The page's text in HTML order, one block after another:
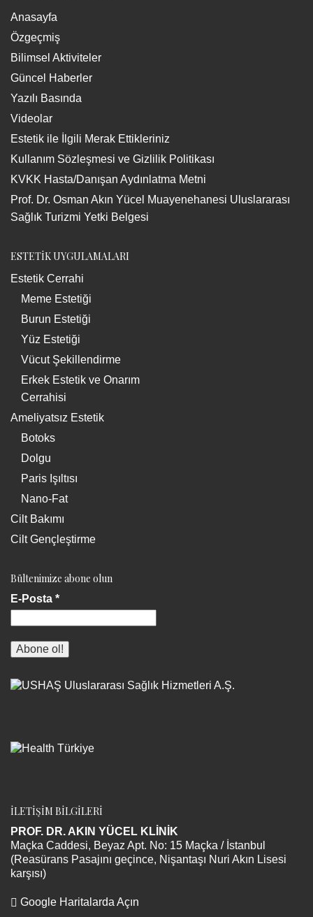
Anasayfa
Özgeçmiş
Bilimsel Aktiviteler
Güncel Haberler
Yazılı Basında
Videolar
Estetik ile İlgili Merak Ettikleriniz
Kullanım Sözleşmesi ve Gizlilik Politikası
KVKK Hasta/Danışan Aydınlatma Metni
Prof. Dr. Osman Akın Yücel Muayenehanesi Uluslararası
Sağlık Turizmi Yetki Belgesi
ESTETİK UYGULAMALARI
Estetik Cerrahi
Meme Estetiği
Burun Estetiği
Yüz Estetiği
Vücut Şekillendirme
Erkek Estetik ve Onarım
Cerrahisi
Ameliyatsız Estetik
Botoks
Dolgu
Paris Işıltısı
Nano-Fat
Cilt Bakımı
Cilt Gençleştirme
Bültenimize abone olun
E-Posta *
İLETİŞİM BİLGİLERİ
PROF. DR. AKIN YÜCEL KLİNİK
Maçka Caddesi, Beyaz Apt. No: 15 Maçka / İstanbul
(Reasürans Pasajını geçince, Nişantaşı Nuri Akın Lisesi
karşısı)
Google Haritalarda Açın